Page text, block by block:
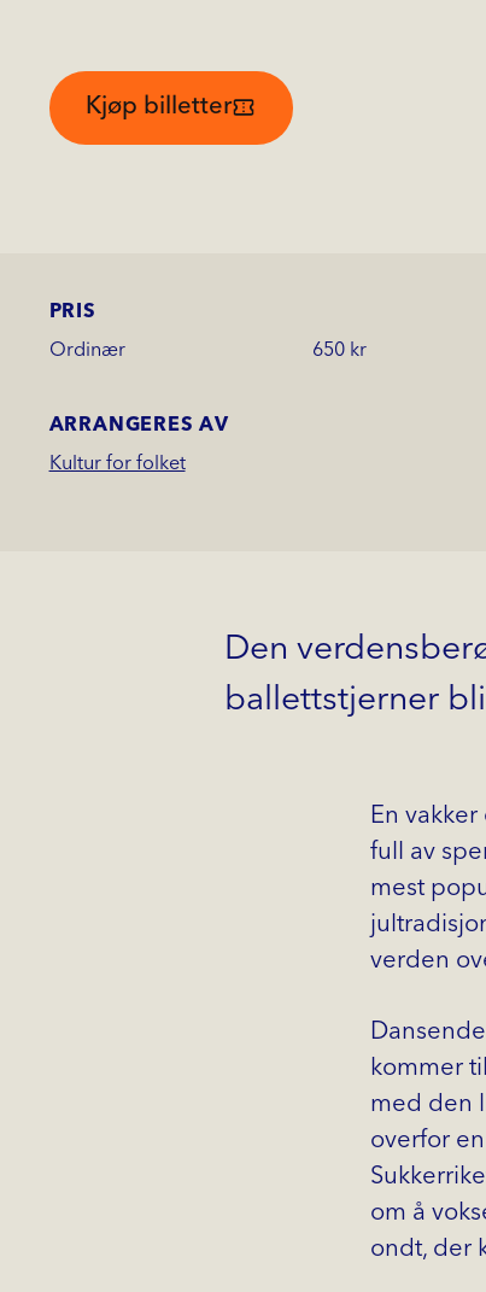
Kjøp billetter
PRIS
Ordinær 650 kr
ARRANGERES AV
Kultur for folket
Den
ballettstjerner
En
full av
mest
verden
kommer
med den
overfor
om å
ondt, der